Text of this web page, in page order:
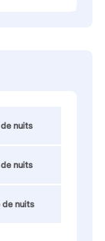
nuits
nuits
de nuits